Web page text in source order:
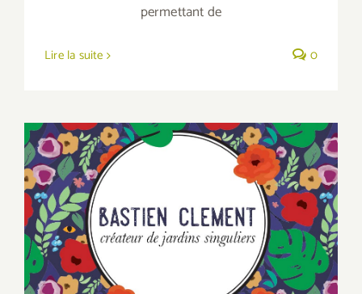
permettant de
Lire la suite 0
Bastien Clément, le goût du jardin